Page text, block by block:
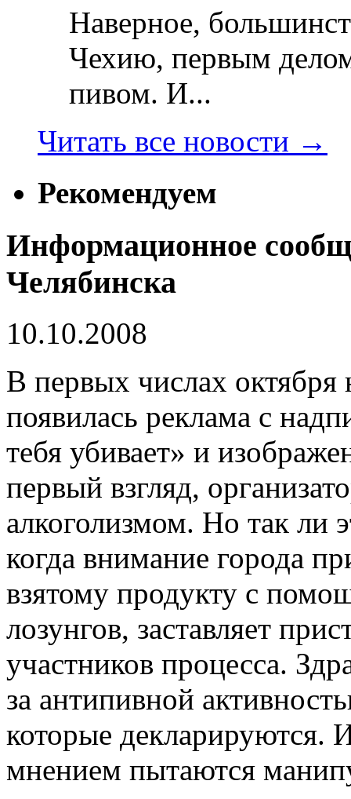
Наверное,
Чехию, первым
пивом. И...
Читать все новости →
Рекомендуем
Информационное
Челябинска
10.10.2008
В первых числах октября
появилась реклама с
тебя убивает» и
первый взгляд,
алкоголизмом. Но так ли
когда внимание города
взятому продукту с
лозунгов, заставляет
участников процесса.
за антипивной
которые декларируются.
мнением пытаются